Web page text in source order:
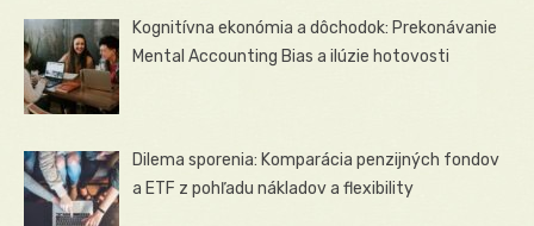
Kognitívna ekonómia a dôchodok: Prekonávanie
Mental Accounting Bias a ilúzie hotovosti
Dilema sporenia: Komparácia penzijných fondov
a ETF z pohľadu nákladov a flexibility